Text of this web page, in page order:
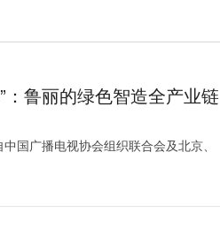
：鲁丽的绿色智造全产业链
国广播电视协会组织联合会及北京、